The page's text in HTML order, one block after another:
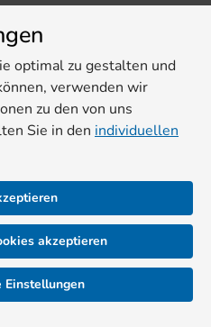
optimal zu gestalten und
verwenden wir
zu den von uns
Sie in den individuellen
akzeptieren
Einstellungen